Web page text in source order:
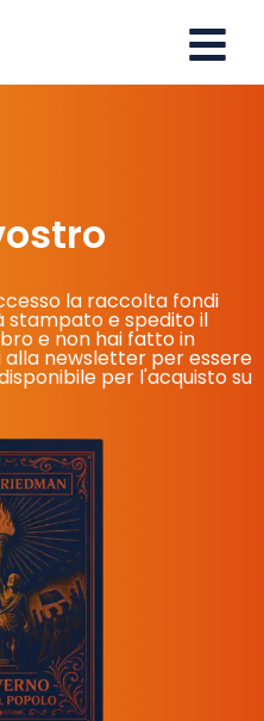
la raccolta fondi
stampato e spedito il
e non hai fatto in
newsletter per essere
per l'acquisto su